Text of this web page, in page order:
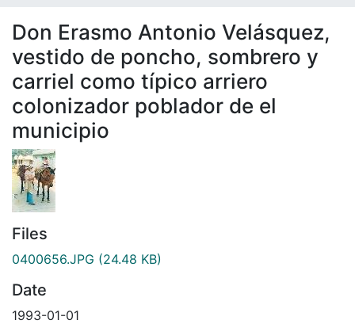
Don Erasmo Antonio Velásquez,
vestido de poncho, sombrero y
carriel como típico arriero
colonizador poblador de el
municipio
Files
0400656.JPG (24.48 KB)
Date
1993-01-01